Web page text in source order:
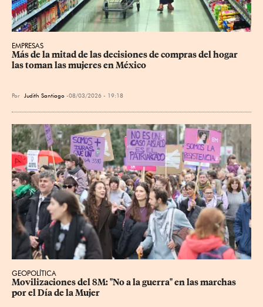
EMPRESAS
Más de la mitad de las decisiones de compras del hogar
las toman las mujeres en México
Por Judith Santiago 08/03/2026 - 19:18
GEOPOLÍTICA
Movilizaciones del 8M: "No a la guerra" en las marchas
por el Día de la Mujer